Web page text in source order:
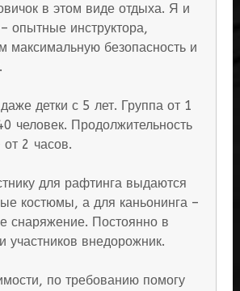
в этом виде отдыха. Я и
опытные инструктора,
максимальную безопасность и
детки с 5 лет. Группа от 1
человек. Продолжительность
2 часов.
для рафтинга выдаются
костюмы, а для каньонинга –
снаряжение. Постоянно в
участников внедорожник.
по требованию помогу